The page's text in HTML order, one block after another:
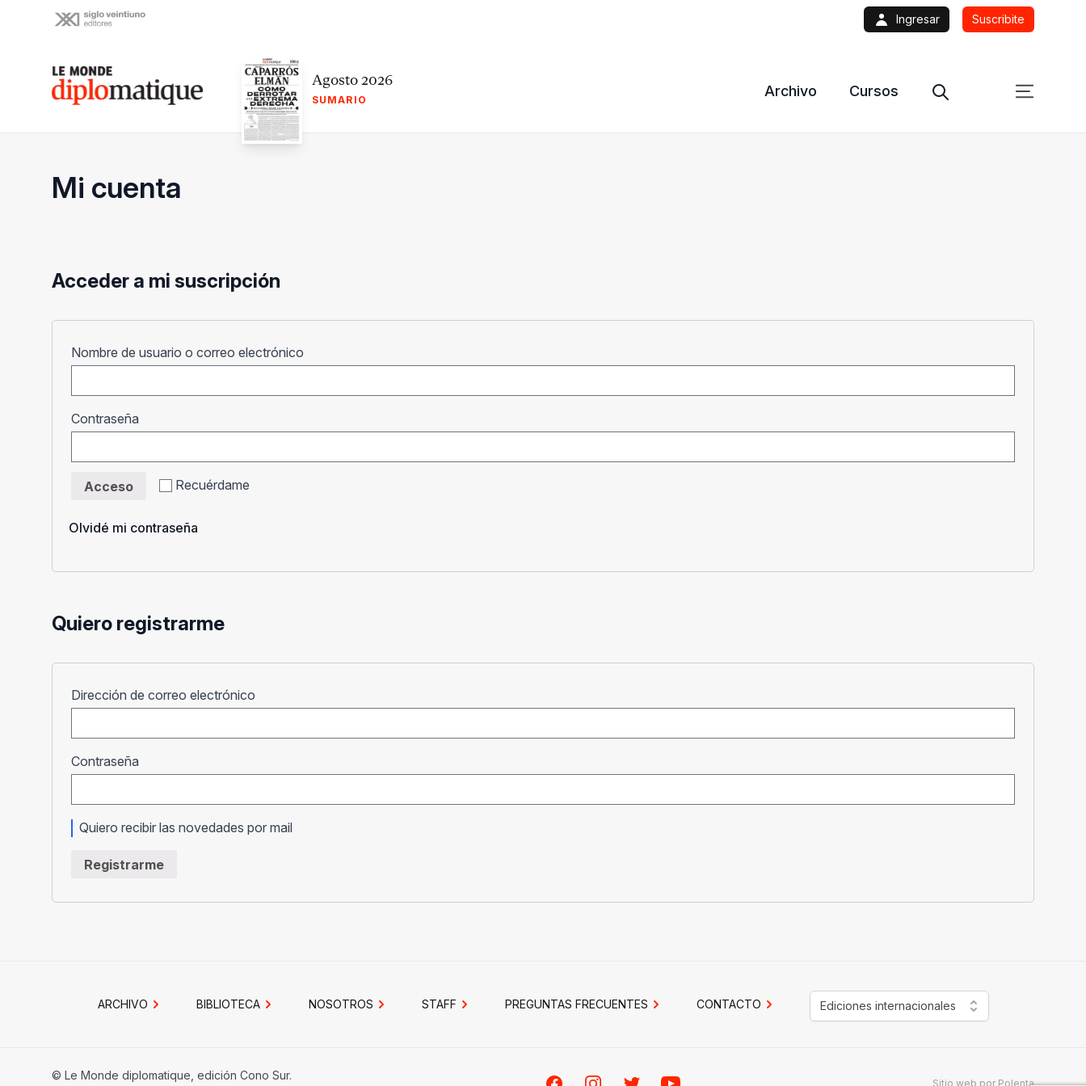
Ingresar Suscribite
Le monde diplomatique Agosto 2026
SUMARIO
Archivo Cursos
Mi cuenta
Acceder a mi suscripción
Nombre de usuario o correo electrónico
Contraseña
Recuérdame
Acceso
Olvidé mi contraseña
Quiero registrarme
Dirección de correo electrónico
Contraseña
Quiero recibir las novedades por mail
Registrarme
ARCHIVO BIBLIOTECA NOSOTROS STAFF PREGUNTAS FRECUENTES CONTACTO Ediciones internacionales
© Le Monde diplomatique, edición Cono Sur.
Sitio web por Polenta